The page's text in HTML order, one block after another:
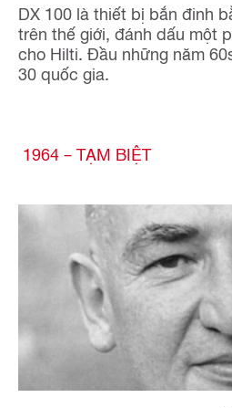
DX 100 là thiết bị bắn đinh
trên thế giới, đánh dấu một
cho Hilti. Đầu những năm
30 quốc gia.
1964 – TẠM BIỆT